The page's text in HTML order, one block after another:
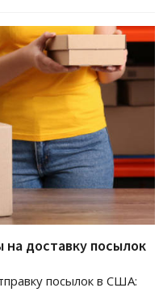
доставку посылок
посылок в США: